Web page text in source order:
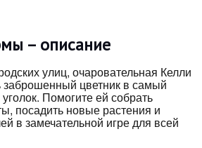
– описание
улиц, очаровательная Келли
цветник в самый
Помогите ей собрать
посадить новые растения и
в замечательной игре для всей